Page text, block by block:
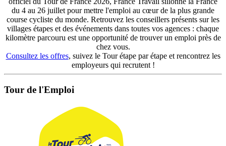
du 4 au 26 juillet pour mettre l'emploi au cœur de la plus grande
course cycliste du monde. Retrouvez les conseillers présents sur les
villages étapes et des événements dans toutes vos agences : chaque
kilomètre parcouru est une opportunité de trouver un emploi près de
chez vous.
Consultez les offres, suivez le Tour étape par étape et rencontrez les
employeurs qui recrutent !
Tour de l'Emploi